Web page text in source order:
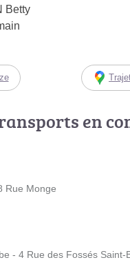
Betty
en
Rue Monge
- 4 Rue des Fossés Saint-